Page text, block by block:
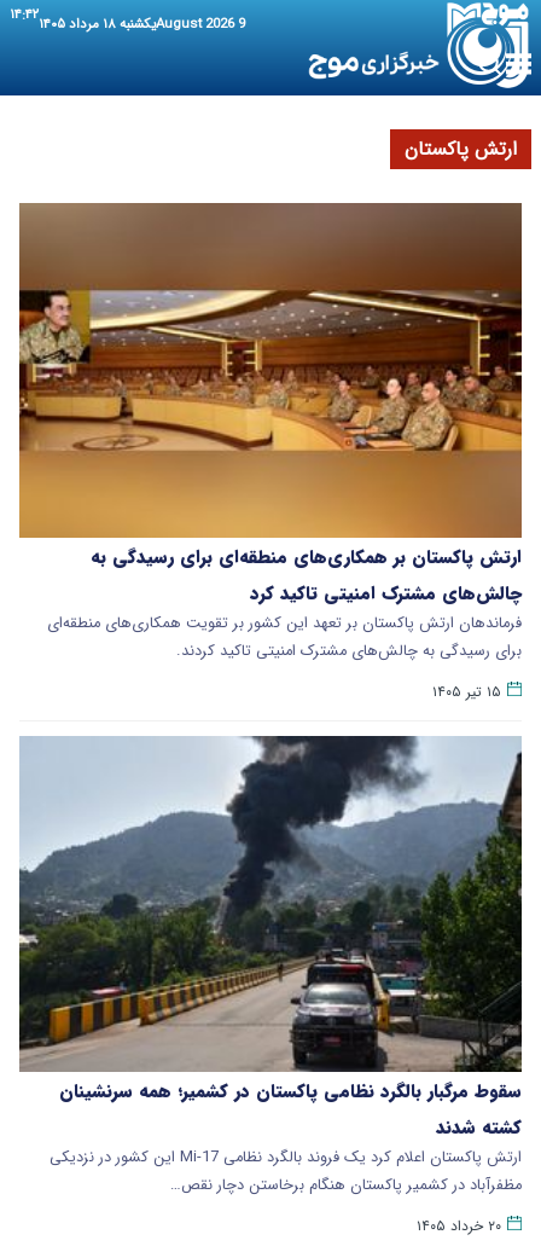
9 August 2026 یکشنبه ۱۸ مرداد ۱۴۰۵ ۱۴:۴۲
ارتش پاکستان
ارتش پاکستان بر همکاری‌های منطقه‌ای برای رسیدگی به
چالش‌های مشترک امنیتی تاکید کرد
فرماندهان ارتش پاکستان بر تعهد این کشور بر تقویت همکاری‌های منطقه‌ای
برای رسیدگی به چالش‌های مشترک امنیتی تاکید کردند.
۱۵ تیر ۱۴۰۵
سقوط مرگبار بالگرد نظامی پاکستان در کشمیر؛ همه سرنشینان
کشته شدند
ارتش پاکستان اعلام کرد یک فروند بالگرد نظامی Mi-17 این کشور در نزدیکی
مظفرآباد در کشمیر پاکستان هنگام برخاستن دچار نقص…
۲۰ خرداد ۱۴۰۵